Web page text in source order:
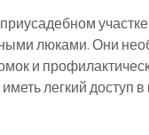
люками. Они
и
легкий